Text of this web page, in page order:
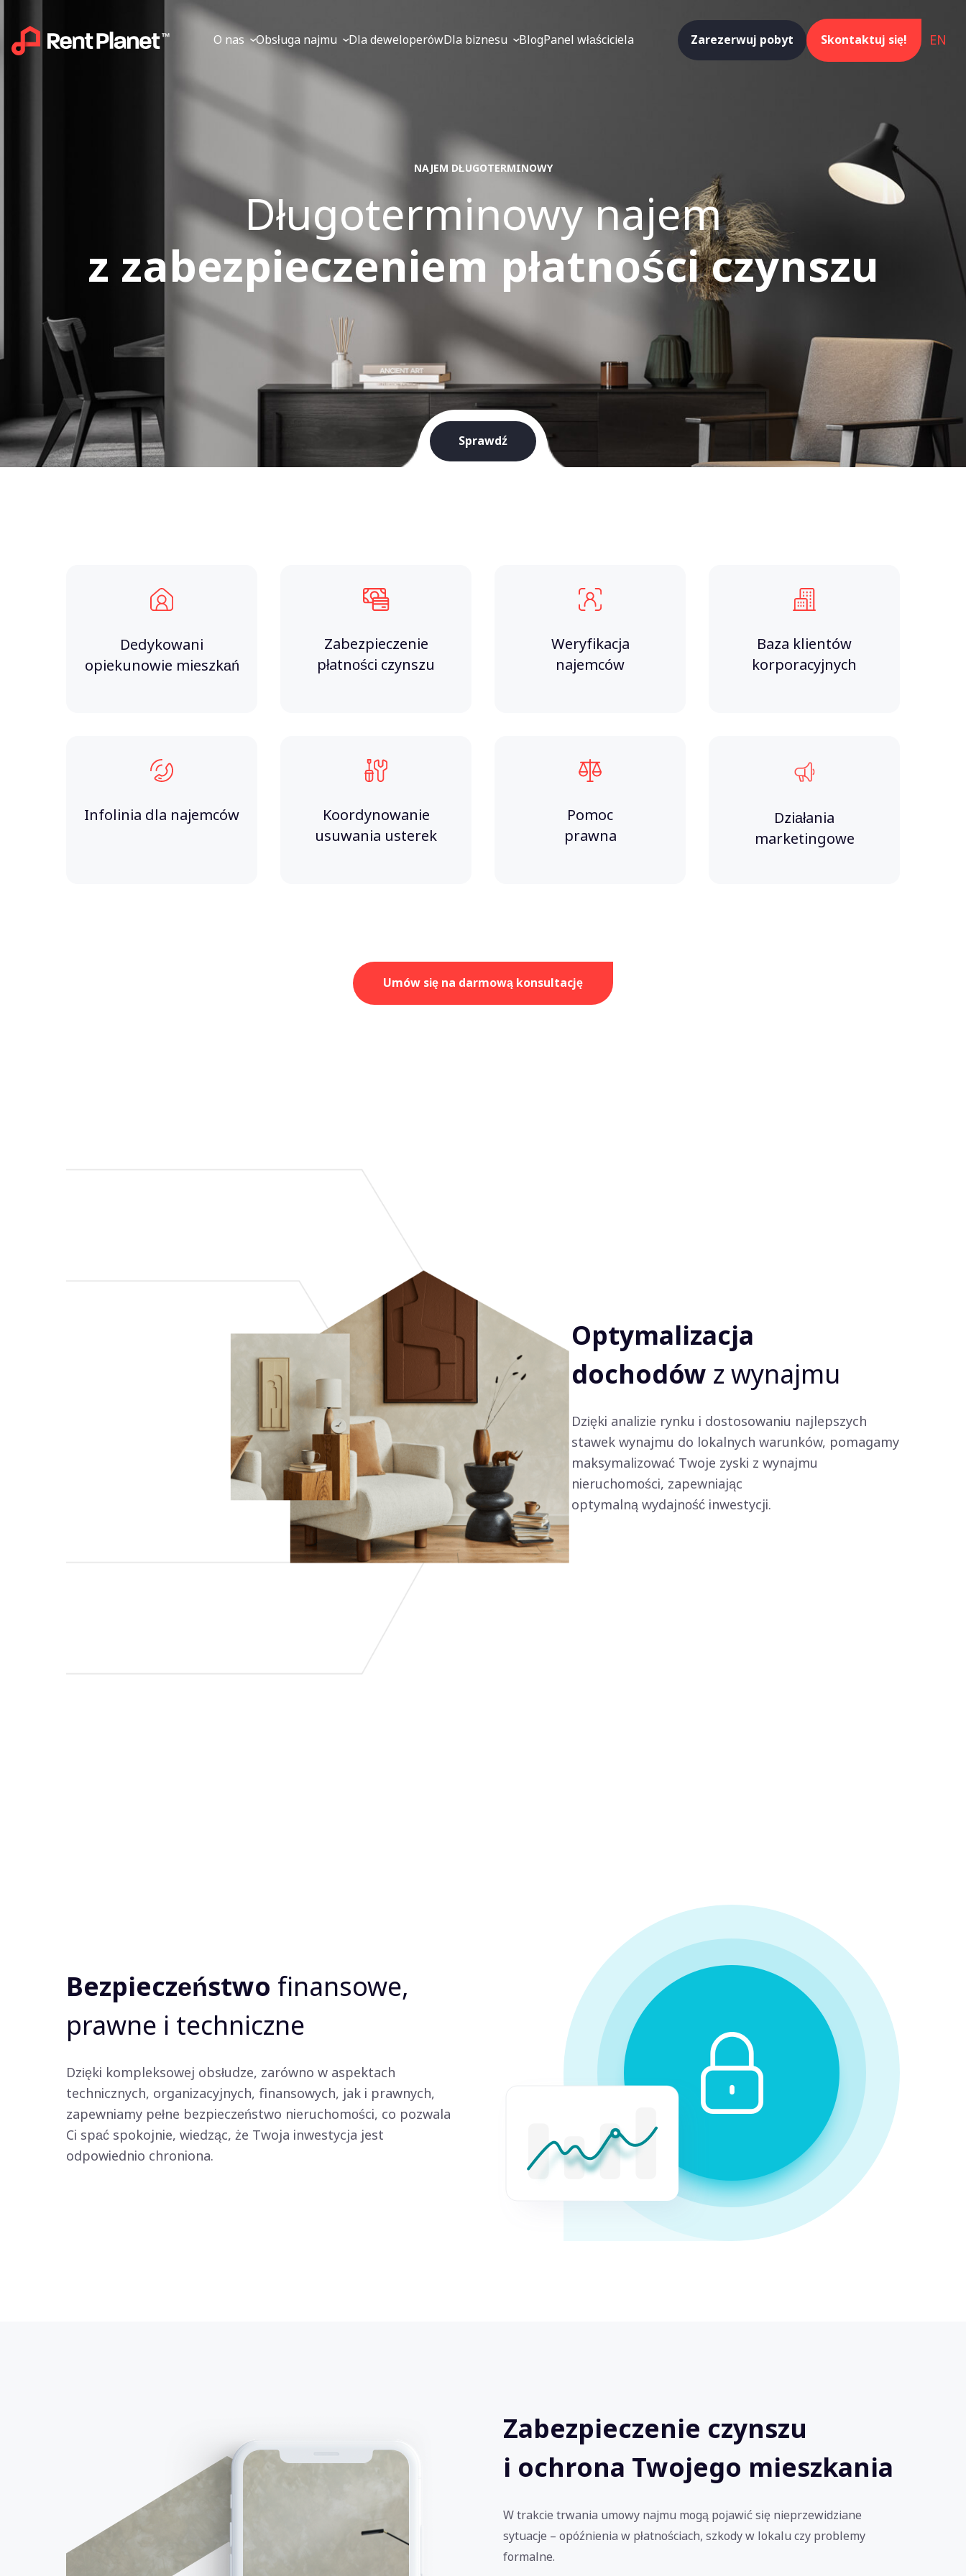
O nas Obsługa najmu Dla deweloperówDla biznesu BlogPanel właściciela Zarezerwuj pobyt Skontaktuj się! EN
NAJEM DŁUGOTERMINOWY
Długoterminowy najem
z zabezpieczeniem płatności czynszu
Sprawdź
Dedykowani
opiekunowie mieszkań
Zabezpieczenie
płatności czynszu
Weryfikacja
najemców
Baza klientów
korporacyjnych
Infolinia dla najemców
Koordynowanie
usuwania usterek
Pomoc
prawna
Działania
marketingowe
Umów się na darmową konsultację
Optymalizacja
dochodów z wynajmu
Dzięki analizie rynku i dostosowaniu najlepszych
stawek wynajmu do lokalnych warunków, pomagamy
maksymalizować Twoje zyski z wynajmu
nieruchomości, zapewniając
optymalną wydajność inwestycji.
Bezpieczeństwo finansowe,
prawne i techniczne
Dzięki kompleksowej obsłudze, zarówno w aspektach
technicznych, organizacyjnych, finansowych, jak i prawnych,
zapewniamy pełne bezpieczeństwo nieruchomości, co pozwala
Ci spać spokojnie, wiedząc, że Twoja inwestycja jest
odpowiednio chroniona.
Zabezpieczenie czynszu
i ochrona Twojego mieszkania
W trakcie trwania umowy najmu mogą pojawić się nieprzewidziane
sytuacje – opóźnienia w płatnościach, szkody w lokalu czy problemy
formalne.